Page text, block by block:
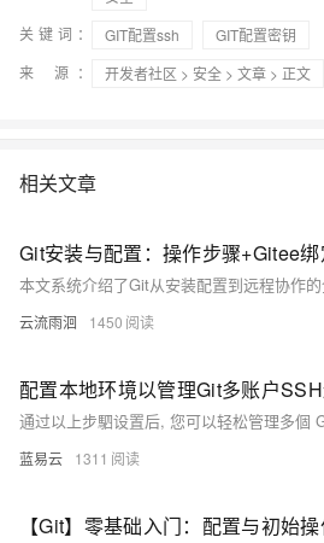
关键词：
GIT配置ssh
GIT配置密钥
来 源：
开发者社区 > 安全 > 文章 > 正文
相关文章
Git安装与配置：操作步骤+Gitee绑
云流雨洄 1450
配置本地环境以管理Git多账户
蓝易云 1311
【Git】零基础入门：配置与初始